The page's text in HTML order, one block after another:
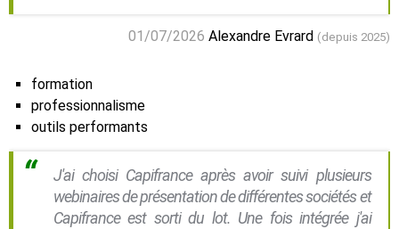
01/07/2026 Alexandre Evrard (depuis 2025)
formation
professionnalisme
outils performants
J'ai choisi Capifrance après avoir suivi plusieurs
webinaires de présentation de différentes sociétés et
Capifrance est sorti du lot. Une fois intégrée j'ai